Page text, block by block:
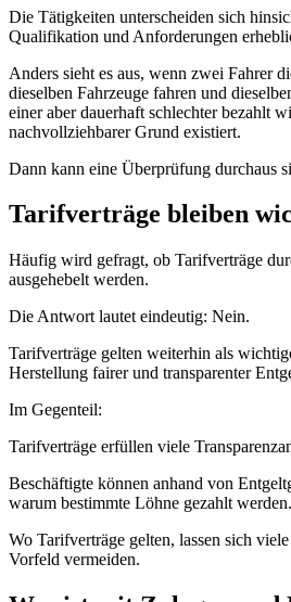
Die Tätigkeiten unterscheiden sich
Qualifikation und Anforderungen
Anders sieht es aus, wenn zwei Fahrer
dieselben Fahrzeuge fahren und
einer aber dauerhaft schlechter bezahlt
nachvollziehbarer Grund existiert.
Dann kann eine Überprüfung durchaus
Tarifverträge bleiben
Häufig wird gefragt, ob Tarifverträge
ausgehebelt werden.
Die Antwort lautet eindeutig: Nein.
Tarifverträge gelten weiterhin als
Herstellung fairer und transparenter
Im Gegenteil:
Tarifverträge erfüllen viele
Beschäftigte können anhand von
warum bestimmte Löhne gezahlt werden.
Wo Tarifverträge gelten, lassen sich
Vorfeld vermeiden.